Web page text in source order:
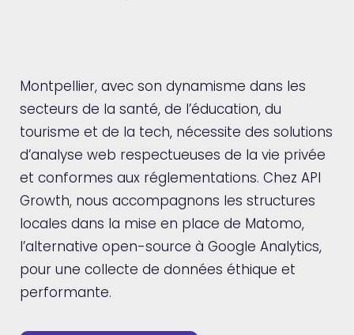
Montpellier, avec son dynamisme dans les
secteurs de la santé, de l’éducation, du
tourisme et de la tech, nécessite des solutions
d’analyse web respectueuses de la vie privée
et conformes aux réglementations. Chez API
Growth, nous accompagnons les structures
locales dans la mise en place de Matomo,
l’alternative open-source à Google Analytics,
pour une collecte de données éthique et
performante.